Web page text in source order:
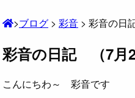
>ブログ > 彩音 > 彩音の日
彩音の日記 （7月
こんにちわ～ 彩音です